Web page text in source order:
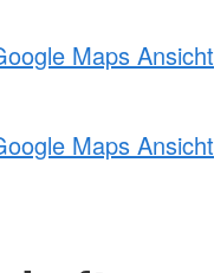
Maps Ansicht
Maps Ansicht